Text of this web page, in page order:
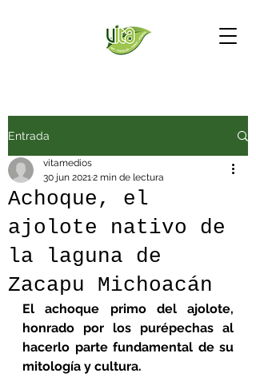
Entrada
Achoque, el
ajolote nativo de
la laguna de
Zacapu Michoacán
vitamedios
30 jun 20212 min de lectura
El achoque primo del ajolote,
honrado por los purépechas al
hacerlo parte fundamental de su
mitología y cultura.